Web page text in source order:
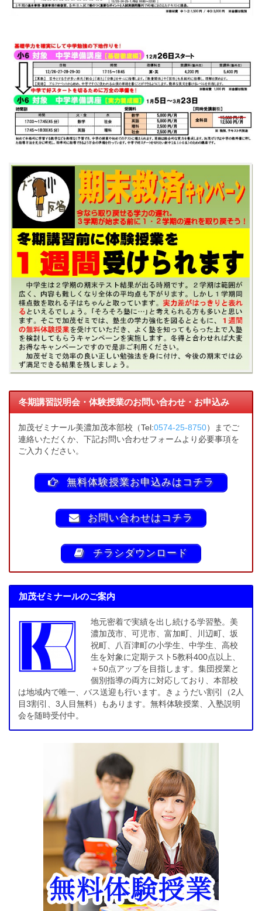
冬期講習説明会・体験授業のお問い合わせ・お申込み
加茂ゼミナール美濃加茂本部校（Tel:0574-25-8750）までご
連絡いただくか、下記お問い合わせフォームより必要事項を
ご入力ください。
無料体験授業お申込みはコチラ
お問い合わせはコチラ
チラシダウンロード
加茂ゼミナールのご案内
地元密着で実績を出し続ける学習塾。美
濃加茂市、可児市、富加町、川辺町、坂
祝町、八百津町の小学生、中学生、高校
生を対象に定期テスト5教科400点以上、
＋50点アップを目指します。集団授業と
個別指導の両方に対応しており、本部校
は地域内で唯一、バス送迎も行います。きょうだい割引（2人
目3割引、3人目無料）もあります。無料体験授業、入塾説明
会を随時受付中。